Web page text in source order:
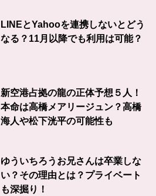
LINEとYahooを連携しないとどう
なる？11月以降でも利用は可能？
新空港占拠の龍の正体予想５人！
本命は高橋メアリージュン？高橋
海人や松下洸平の可能性も
ゆういちろうお兄さんは卒業しな
い？その理由とは？プライベート
も深掘り！